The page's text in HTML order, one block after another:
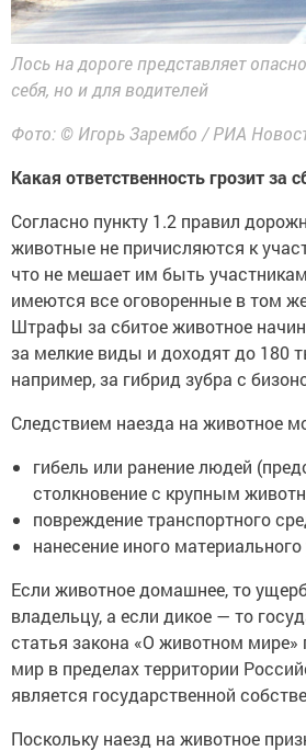
Лось на дороге представляет
себя, но и для водителей
Фото: © Игорь Зарембо / РИА
Какая ответственность грозит за
Согласно пункту 1.2 правил
животные не причисляются к
что не мешает им быть
имеются все оговоренные в том
Штрафы за сбитое животное
за мелкие виды и доходят до 180
например, за гибрид зубра с
Следствием наезда на животное
гибель или ранение людей
столкновение с крупным
повреждение транспортного
нанесение иного
Если животное домашнее, то
владельцу, а если дикое — то
статья закона «О животном
мир в пределах территории
является государственной
Поскольку наезд на животное